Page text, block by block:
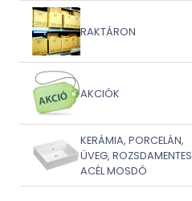
RAKTÁRON
AKCIÓK
KERÁMIA, PORCELÁN,
ÜVEG, ROZSDAMENTES
ACÉL MOSDÓ